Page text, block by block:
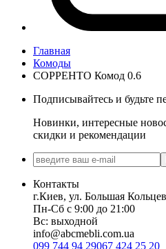
Главная
Комоды
СОРРЕНТО Комод 0.6
Подписывайтесь и будьте
Новинки, интересные
скидки и рекомендации
Контакты
г.Киев, ул. Большая
Пн-Сб с 9:00 до 21:00
Вс: выходной
info@abcmebli.com.ua
099 744 94 29067 424 25 20